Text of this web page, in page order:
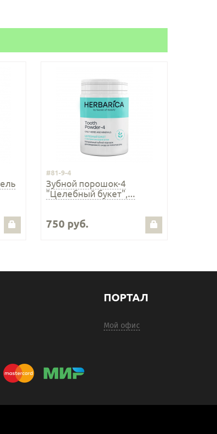
#81-9-4
Зубной порошок-4
"Целебный букет",...
750 руб.
ПОРТАЛ
Мой офис